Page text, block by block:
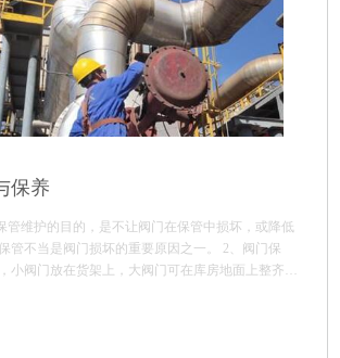
保养
当是阀门损坏的重要原因之一。 2、阀门保
小阀门放在货架上，大阀门可在库房地面上整齐